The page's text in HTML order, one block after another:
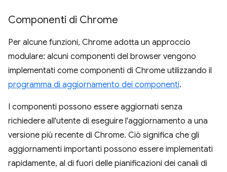
Componenti di Chrome
Per alcune funzioni, Chrome adotta un approccio
modulare: alcuni componenti del browser vengono
implementati come componenti di Chrome utilizzando il
programma di aggiornamento dei componenti.
I componenti possono essere aggiornati senza
richiedere all'utente di eseguire l'aggiornamento a una
versione più recente di Chrome. Ciò significa che gli
aggiornamenti importanti possono essere implementati
rapidamente, al di fuori delle pianificazioni dei canali di